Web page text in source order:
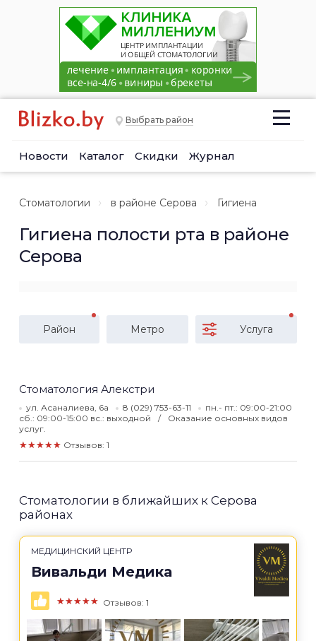
Выбрать район
Новости Каталог Скидки Журнал
Стоматологии в районе Серова Гигиена
Гигиена полости рта в районе
Серова
Район Метро Услуга
Стоматология Алекстри
ул. Асаналиева, 6а 8 (029) 753-63-11
пн.- пт.: 09:00-21:00
сб.: 09:00-15:00 вс.: выходной
Оказание основных видов
услуг.
★★★★★ Отзывов: 1
Стоматологии в ближайших к Серова
районах
МЕДИЦИНСКИЙ ЦЕНТР
Вивальди Медика
★★★★★ Отзывов: 1